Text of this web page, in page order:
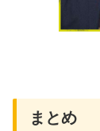
まとめ